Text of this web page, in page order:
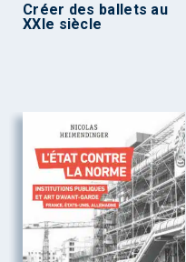
Créer des ballets au
XXIe siècle